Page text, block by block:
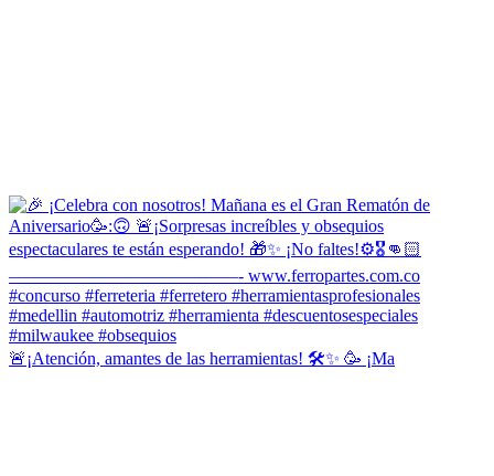
🚨¡Atención, amantes de las herramientas! 🛠️✨ 🥳 ¡Ma